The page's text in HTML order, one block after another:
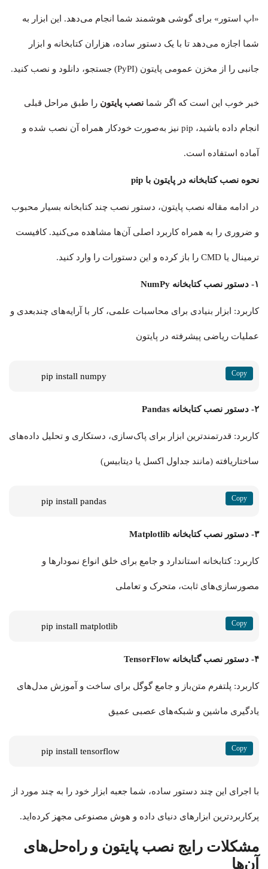
«اپ استور» برای گوشی هوشمند شما انجام می‌دهد. این ابزار به
شما اجازه می‌دهد تا با یک دستور ساده، هزاران کتابخانه و ابزار
جانبی را از مخزن عمومی پایتون (PyPI) جستجو، دانلود و نصب کنید.
خبر خوب این است که اگر شما نصب پایتون را طبق مراحل قبلی
انجام داده باشید، pip نیز به‌صورت خودکار همراه آن نصب شده و
آماده استفاده است.
نحوه نصب کتابخانه در پایتون با pip
در ادامه مقاله نصب پایتون، دستور نصب چند کتابخانه بسیار محبوب
و ضروری را به همراه کاربرد اصلی آن‌ها مشاهده می‌کنید. کافیست
ترمینال یا CMD را باز کرده و این دستورات را وارد کنید.
۱- دستور نصب کتابخانه NumPy
کاربرد: ابزار بنیادی برای محاسبات علمی، کار با آرایه‌های چندبعدی و
عملیات ریاضی پیشرفته در پایتون
pip install numpy
۲- دستور نصب کتابخانه Pandas
کاربرد: قدرتمندترین ابزار برای پاک‌سازی، دستکاری و تحلیل داده‌های
ساختاریافته (مانند جداول اکسل یا دیتابیس)
pip install pandas
۳- دستور نصب کتابخانه Matplotlib
کاربرد: کتابخانه استاندارد و جامع برای خلق انواع نمودارها و
مصورسازی‌های ثابت، متحرک و تعاملی
pip install matplotlib
۴- دستور نصب گتابخانه TensorFlow
کاربرد: پلتفرم متن‌باز و جامع گوگل برای ساخت و آموزش مدل‌های
یادگیری ماشین و شبکه‌های عصبی عمیق
pip install tensorflow
با اجرای این چند دستور ساده، شما جعبه ابزار خود را به چند مورد از
پرکاربردترین ابزارهای دنیای داده و هوش مصنوعی مجهز کرده‌اید.
مشکلات رایج نصب پایتون و راه‌حل‌های
آن‌ها